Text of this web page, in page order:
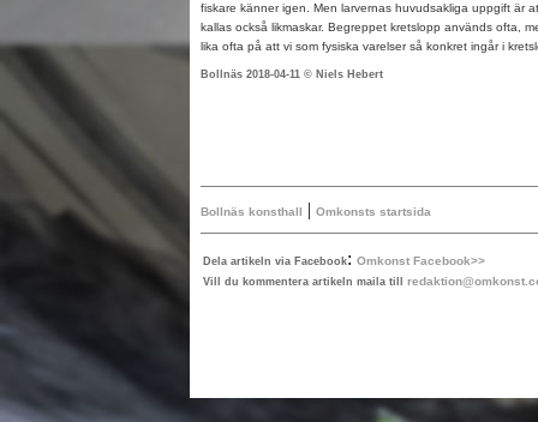
fiskare känner igen. Men larvernas huvudsakliga uppgift är
kallas också likmaskar. Begreppet kretslopp används ofta,
lika ofta på att vi som fysiska varelser så konkret ingår i
Bollnäs 2018-04-11 © Niels Hebert
Bollnäs konsthall | Omkonsts startsida
Dela artikeln via Facebook: Omkonst Facebook>>
Vill du kommentera artikeln maila till